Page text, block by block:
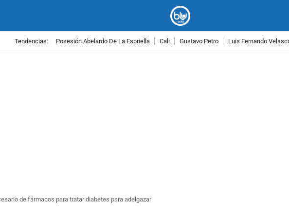
Tendencias: Posesión Abelardo De La Espriella Cali Gustavo Petro Luis Fernando
de fármacos para tratar diabetes para adelgazar